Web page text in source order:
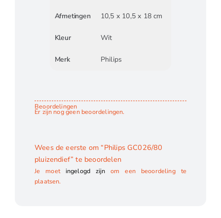
Afmetingen 10,5 x 10,5 x 18 cm
Kleur Wit
Merk Philips
Beoordelingen
Er zijn nog geen beoordelingen.
Wees de eerste om “Philips GC026/80
pluizendief” te beoordelen
Je moet ingelogd zijn om een beoordeling te
plaatsen.